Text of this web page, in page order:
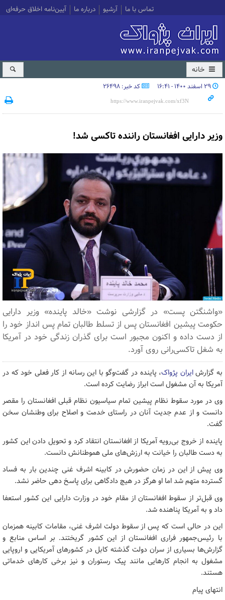
تماس با ما آرشیو درباره ما آیین‌نامه اخلاق حرفه‌ای
خانه
۲۹ اسفند ۱۴۰۰ - ۱۶:۴۱ کد خبر: 26498
وزیر دارایی افغانستان راننده تاکسی شد!
«واشنگتن پست» در گزارشی نوشت «خالد پاینده» وزیر دارایی
حکومت پیشین افغانستان پس از تسلط طالبان تمام پس انداز خود را
از دست داده و اکنون مجبور است برای گذران زندگی خود در آمریکا
به شغل تاکسی‌رانی روی آورد.
به گزارشایران پژواک، پاینده در گفت‌وگو با این رسانه از کار فعلی خود که در
آمریکا به آن مشغول است ابراز رضایت کرده است.
وی در مورد سقوط نظام پیشین تمام سیاسیون نظام قبلی افغانستان را مقصر
دانست و از عدم جدیت آنان در راستای خدمت و اصلاح برای وطنشان سخن
گفت.
پاینده از خروج بی‌رویه آمریکا از افغانستان انتقاد کرد و تحویل دادن این کشور
به دست طالبان را خیانت به ارزش‌های ملی هموطنانش دانست.
وی پیش از این در زمان حضورش در کابینه اشرف غنی چندین بار به فساد
گسترده متهم شد اما او هرگز در هیچ دادگاهی برای پاسخ دهی حاضر نشد.
وی قبل‌تر از سقوط افغانستان از مقام خود در وزارت دارایی این کشور استعفا
داد و به آمریکا پناهنده شد.
این در حالی است که پس از سقوط دولت اشرف غنی، مقامات کابینه همزمان
با رئیس‌جمهور فراری افغانستان از این کشور گریختند. بر اساس منابع و
گزارش‌ها بسیاری از سران دولت گذشته کابل در کشورهای آمریکایی و اروپایی
مشغول به انجام کارهایی مانند پیک رستوران و نیز برخی کارهای خدماتی
هستند.
انتهای پیام